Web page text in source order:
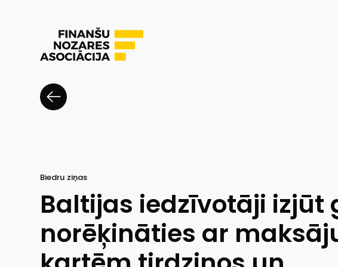
Biedru ziņas
Baltijas iedzīvotāji izjūt
norēķināties ar